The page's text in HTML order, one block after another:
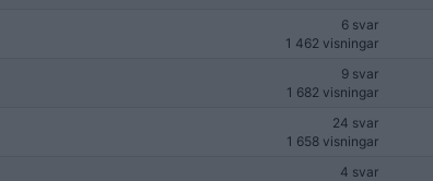
6 svar
1 462 visningar
9 svar
1 682 visningar
24 svar
1 658 visningar
4 svar